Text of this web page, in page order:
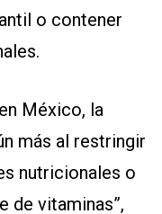
o contener
México, la
más al restringir
nutricionales o
de vitaminas”,